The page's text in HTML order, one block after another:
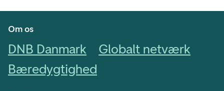
Om os
DNB Danmark
Globalt netværk
Bæredygtighed